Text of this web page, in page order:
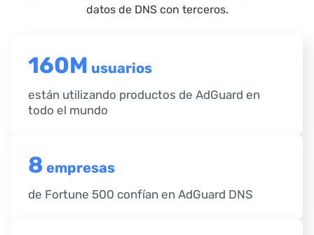
datos de DNS con terceros.
160M usuarios
están utilizando productos de AdGuard en
todo el mundo
8 empresas
de Fortune 500 confían en AdGuard DNS